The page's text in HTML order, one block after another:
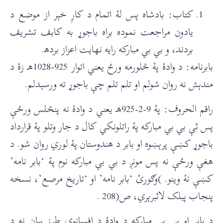
کتاب: بادشاه پس لۀ اتمام د کارِ خېر از موضع د
يادون مراجعت نموده براه باجوړ به کابف تشريف
بردند، و بي بي مبارکه رايه نهايت اعزاز برده‍.
بابرنامه: د وادۀ پۀ څلورمه ورځ يعني اتوار 925-1028هـ زۀ د
مندېش نه روان شولم او تلم تلم چې باجوړ ته ورسېدلم.
راقم الحروف: پۀ 9-2-925هـ يعني د وادۀ نه پنځلس ورځې
پس ئې بي بي مبارکه پۀ راتلونکي کال د جار وتلو پۀ قرارداد
باجوړ کښې پرېښوه او بابر د هندوستان پۀ لوري روان شو. د
هغې ورځې نه پس مونږ د بي بي مبارکه نوم پۀ ‘بابر نامه’
کښې نۀ وينو. )وګورئ ‘بابر نامه’ او ‘تاريخ مرصع’، نسخه
پنجاب پبلک لائبرېري، ص(208 .